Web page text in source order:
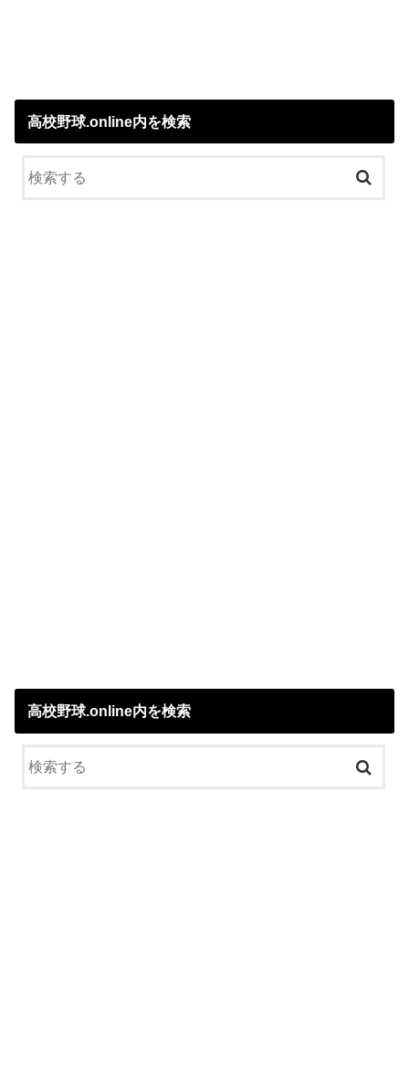
高校野球.online内を検索
高校野球.online内を検索